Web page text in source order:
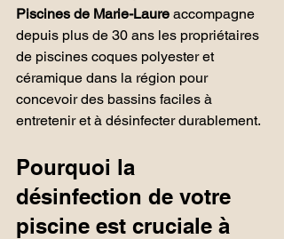
Piscines de Marie-Laure accompagne
depuis plus de 30 ans les propriétaires
de piscines coques polyester et
céramique dans la région pour
concevoir des bassins faciles à
entretenir et à désinfecter durablement.
Pourquoi la
désinfection de votre
piscine est cruciale à